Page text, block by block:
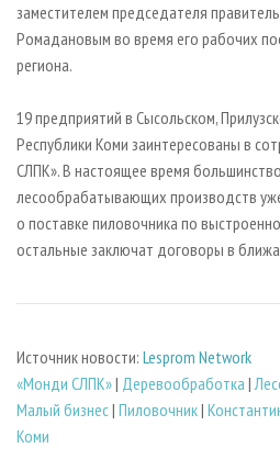
заместителем председателя
Ромадановым во время его рабочих
региона.
19 предприятий в Сысольском,
Республики Коми заинтересованы в
СЛПК». В настоящее время
лесообрабатывающих производств
о поставке пиловочника по
остальные заключат договоры в
Источник новости: Lesprom Network
«Монди СЛПК»| Деревообработка |
Малый бизнес| Пиловочник|
Коми